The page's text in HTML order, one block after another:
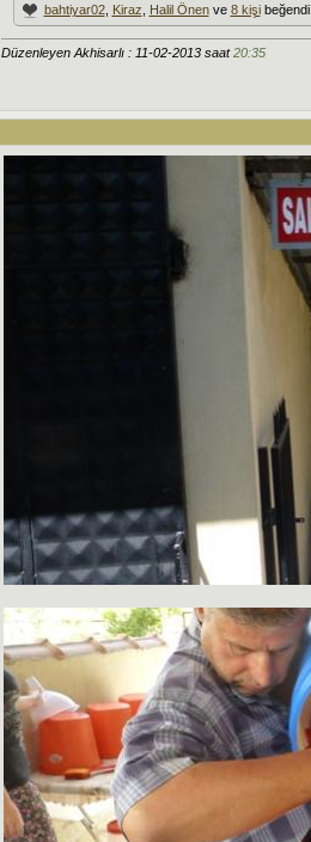
bahtiyar02, Kiraz Halil Önenve 8 kişibeğendi.
Düzenleyen Akhisarlı : 11-02-2013 saat20:35